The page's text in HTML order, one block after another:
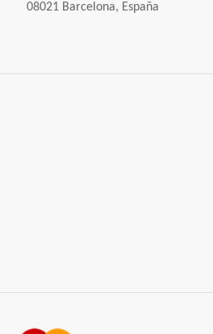
08021 Barcelona, España